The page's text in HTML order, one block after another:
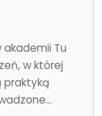
akademii Tu
w której
praktyką